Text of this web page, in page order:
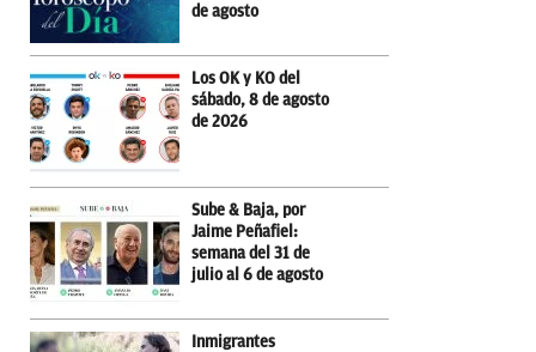
de agosto
Los OK y KO del
sábado, 8 de agosto
de 2026
Sube & Baja, por
Jaime Peñafiel:
semana del 31 de
julio al 6 de agosto
Inmigrantes